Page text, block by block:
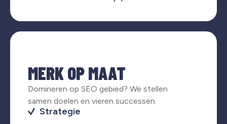
MERK OP MAAT
Domineren op SEO gebied? We stellen
samen doelen en vieren successen.
Strategie